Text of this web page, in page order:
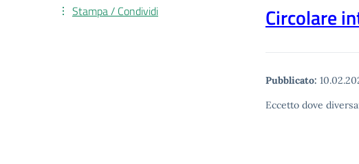
Circolare
Pubblicato:
Eccetto dove
Stampa / Condividi